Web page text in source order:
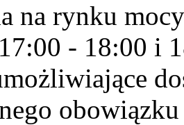
na rynku
- 18:00 i